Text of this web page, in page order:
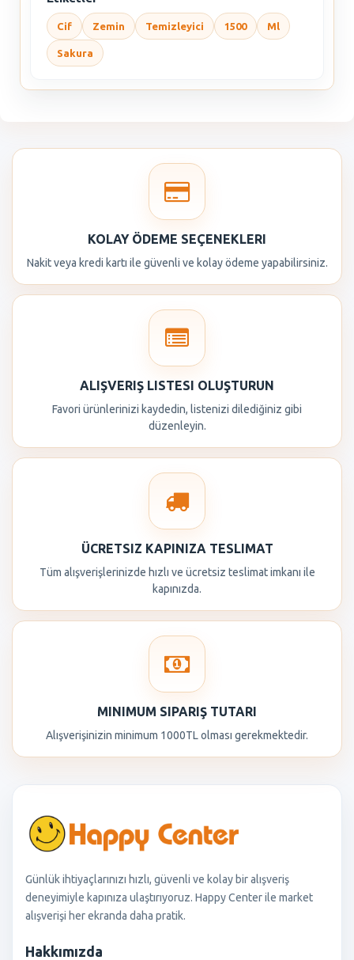
Cif Zemin Temizleyici 1500 Ml
Sakura
KOLAY ÖDEME SEÇENEKLERI
Nakit veya kredi kartı ile güvenli ve kolay ödeme yapabilirsiniz.
ALIŞVERIŞ LISTESI OLUŞTURUN
Favori ürünlerinizi kaydedin, listenizi dilediğiniz gibi
düzenleyin.
ÜCRETSIZ KAPINIZA TESLIMAT
Tüm alışverişlerinizde hızlı ve ücretsiz teslimat imkanı ile
kapınızda.
MINIMUM SIPARIŞ TUTARI
Alışverişinizin minimum 1000TL olması gerekmektedir.
Günlük ihtiyaçlarınızı hızlı, güvenli ve kolay bir alışveriş
deneyimiyle kapınıza ulaştırıyoruz. Happy Center ile market
alışverişi her ekranda daha pratik.
Hakkımızda